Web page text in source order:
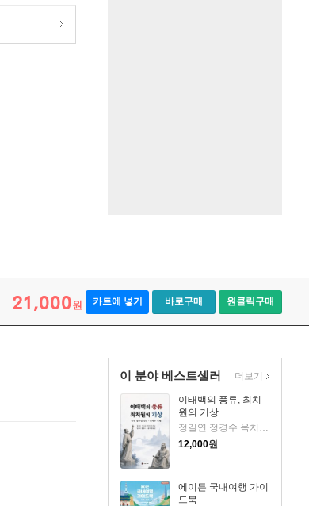
21,000원 카트에 넣기 바로구매 원클릭구매
이 분야 베스트셀러
이태백의 풍류, 최치
원의 기상
정길연 정경수 옥치남 황규선 박도균 조봉익 임승여 박하 저
12,000원
에이든 국내여행 가이
드북
더보기